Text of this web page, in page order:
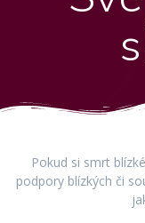
Pokud si smrt
podpory blízkých či